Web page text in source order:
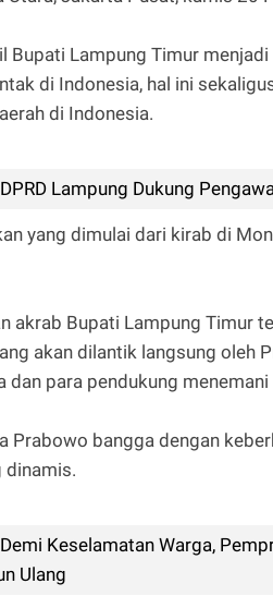
Bupati Lampung Timur
di Indonesia, hal ini
di Indonesia.
DPRD Lampung Dukung
yang dimulai dari kirab di
akrab Bupati Lampung Timur
akan dilantik langsung oleh
dan para pendukung
Prabowo bangga dengan
dinamis.
Demi Keselamatan Warga,
Ulang